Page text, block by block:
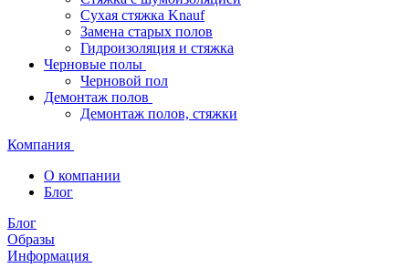
Сухая стяжка Knauf
Замена старых полов
Гидроизоляция и стяжка
Черновые полы
Черновой пол
Демонтаж полов
Демонтаж полов, стяжки
Компания
О компании
Блог
Блог
Образы
Информация